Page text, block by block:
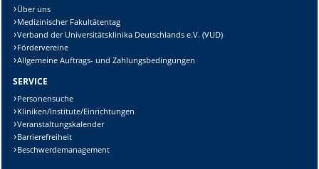
Über uns
Medizinischer Fakultätentag
Verband der Universitätsklinika Deutschlands e.V. (VUD)
Fördervereine
Allgemeine Auftrags- und Zahlungsbedingungen
SERVICE
Personensuche
Kliniken/Institute/Einrichtungen
Veranstaltungskalender
Barrierefreiheit
Beschwerdemanagement